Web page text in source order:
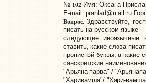
№ 102Имя: Оксана
E-mail: prahlad@mail.ru
Вопрос.Здравствуйте,
писать на русском языке
следующие иноязычные
ставить, какие слова
прописной буквы, а какие
санскритские
"Арьяна-парва" /
"Харивамша"/ "Хари-